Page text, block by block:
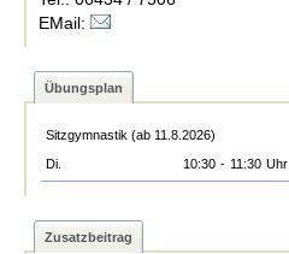
EMail:
Übungsplan
Sitzgymnastik (ab 11.8.2026)
Di.
10:30 - 11:30 Uhr
Zusatzbeitrag